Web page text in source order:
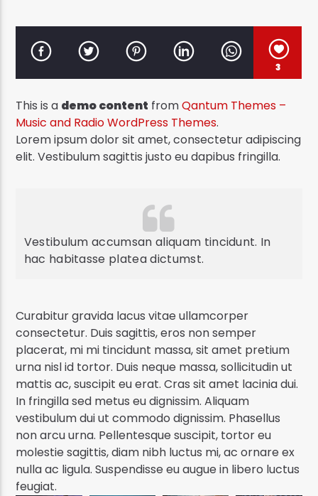
Eko Radyo
3
This is a demo content fromQantum Themes –
Music and Radio WordPress Themes.
Lorem ipsum dolor sit amet, consectetur adipiscing
elit. Vestibulum sagittis justo eu dapibus fringilla.
Vestibulum accumsan aliquam tincidunt. In
hac habitasse platea dictumst.
Curabitur gravida lacus vitae ullamcorper
consectetur. Duis sagittis, eros non semper
placerat, mi mi tincidunt massa, sit amet pretium
urna nisl id tortor. Duis neque massa, sollicitudin ut
mattis ac, suscipit eu erat. Cras sit amet lacinia dui.
In fringilla sed metus eu dignissim. Aliquam
vestibulum dui ut commodo dignissim. Phasellus
non arcu urna. Pellentesque suscipit, tortor eu
molestie sagittis, diam nibh luctus mi, ac ornare ex
nulla ac ligula. Suspendisse eu augue in libero luctus
feugiat.